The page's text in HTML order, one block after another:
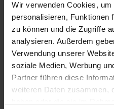
Wir verwenden Cookies,
personalisieren, Funktionen
zu können und die Zugriffe
analysieren. Außerdem
Verwendung unserer
soziale Medien, Werbung
Partner führen diese
weiteren Daten zusammen,
Schnelle
durch GLS
100%